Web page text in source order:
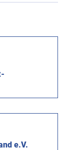
e.V.